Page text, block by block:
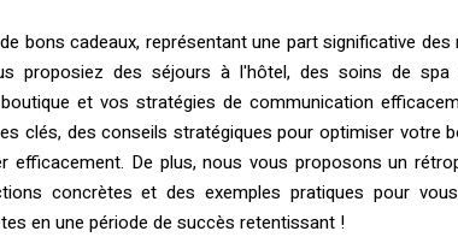
bons cadeaux, représentant une part significative des
proposiez des séjours à l'hôtel, des soins de
et vos stratégies de communication
clés, des conseils stratégiques pour optimiser votre
De plus, nous vous proposons un
concrètes et des exemples pratiques pour
en une période de succès retentissant !